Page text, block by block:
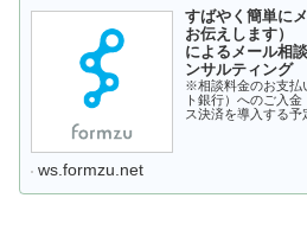
すばやく簡単に
お伝えします）
によるメール相
ンサルティング
※相談料金のお支払
ト銀行）へのご入
ス決済を導入する予
ws.formzu.net